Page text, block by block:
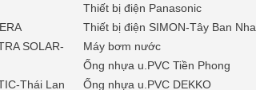
SOLAR-
Thái Lan
Thiết bị điện Panasonic
Thiết bị điện SIMON-Tây Ban Nha
Máy bơm nước
Ống nhựa u.PVC Tiền Phong
Ống nhựa u.PVC DEKKO